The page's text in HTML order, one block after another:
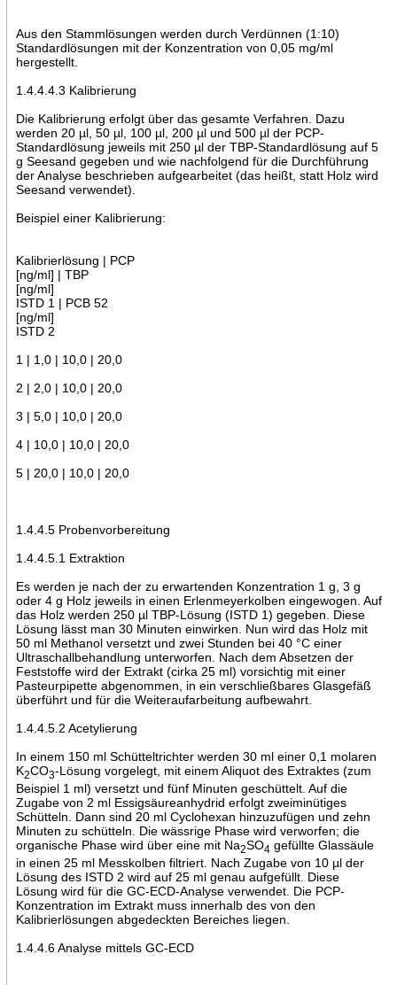
Aus den Stammlösungen werden durch Verdünnen (1:10)
Standardlösungen mit der Konzentration von 0,05 mg/ml
hergestellt.
1.4.4.4.3 Kalibrierung
Die Kalibrierung erfolgt über das gesamte Verfahren. Dazu
werden 20 µl, 50 µl, 100 µl, 200 µl und 500 µl der PCP-
Standardlösung jeweils mit 250 µl der TBP-Standardlösung auf 5
g Seesand gegeben und wie nachfolgend für die Durchführung
der Analyse beschrieben aufgearbeitet (das heißt, statt Holz wird
Seesand verwendet).
Beispiel einer Kalibrierung:
Kalibrierlösung | PCP
[ng/ml] | TBP
[ng/ml]
ISTD 1 | PCB 52
[ng/ml]
ISTD 2
1 | 1,0 | 10,0 | 20,0
2 | 2,0 | 10,0 | 20,0
3 | 5,0 | 10,0 | 20,0
4 | 10,0 | 10,0 | 20,0
5 | 20,0 | 10,0 | 20,0
1.4.4.5 Probenvorbereitung
1.4.4.5.1 Extraktion
Es werden je nach der zu erwartenden Konzentration 1 g, 3 g
oder 4 g Holz jeweils in einen Erlenmeyerkolben eingewogen. Auf
das Holz werden 250 µl TBP-Lösung (ISTD 1) gegeben. Diese
Lösung lässt man 30 Minuten einwirken. Nun wird das Holz mit
50 ml Methanol versetzt und zwei Stunden bei 40 °C einer
Ultraschallbehandlung unterworfen. Nach dem Absetzen der
Feststoffe wird der Extrakt (cirka 25 ml) vorsichtig mit einer
Pasteurpipette abgenommen, in ein verschließbares Glasgefäß
überführt und für die Weiteraufarbeitung aufbewahrt.
1.4.4.5.2 Acetylierung
In einem 150 ml Schütteltrichter werden 30 ml einer 0,1 molaren
K2CO3-Lösung vorgelegt, mit einem Aliquot des Extraktes (zum
Beispiel 1 ml) versetzt und fünf Minuten geschüttelt. Auf die
Zugabe von 2 ml Essigsäureanhydrid erfolgt zweiminütiges
Schütteln. Dann sind 20 ml Cyclohexan hinzuzufügen und zehn
Minuten zu schütteln. Die wässrige Phase wird verworfen; die
organische Phase wird über eine mit Na2SO4 gefüllte Glassäule
in einen 25 ml Messkolben filtriert. Nach Zugabe von 10 µl der
Lösung des ISTD 2 wird auf 25 ml genau aufgefüllt. Diese
Lösung wird für die GC-ECD-Analyse verwendet. Die PCP-
Konzentration im Extrakt muss innerhalb des von den
Kalibrierlösungen abgedeckten Bereiches liegen.
1.4.4.6 Analyse mittels GC-ECD